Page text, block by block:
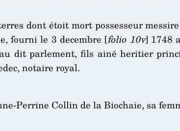
dont étoit mort possesseur
fourni le 3 decembre [folio 10v] 1748
dit parlement, fils ainé heritier
notaire royal.
Perrine Collin de la Biochaie, sa